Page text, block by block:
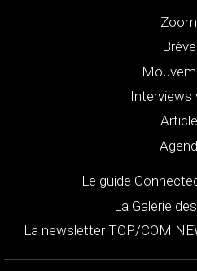
Interviews
Le guide
La Galerie
La newsletter TOP/COM